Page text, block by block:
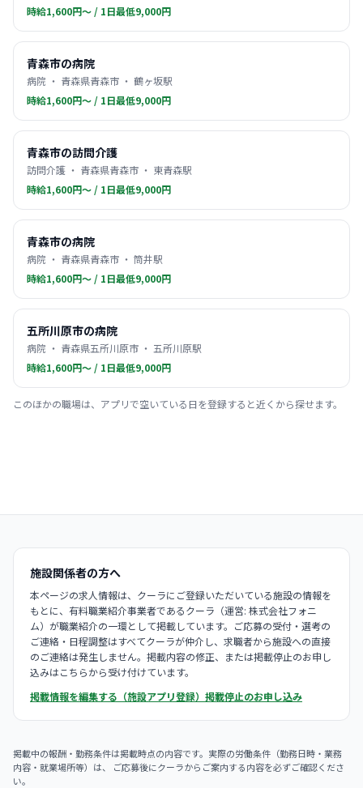
時給1,600円〜 / 1日最低9,000円
青森市の病院
病院 ・ 青森県青森市 ・ 鶴ヶ坂駅
時給1,600円〜 / 1日最低9,000円
青森市の訪問介護
訪問介護 ・ 青森県青森市 ・ 東青森駅
時給1,600円〜 / 1日最低9,000円
青森市の病院
病院 ・ 青森県青森市 ・ 筒井駅
時給1,600円〜 / 1日最低9,000円
五所川原市の病院
病院 ・ 青森県五所川原市 ・ 五所川原駅
時給1,600円〜 / 1日最低9,000円
このほかの職場は、アプリで空いている日を登録すると近くから探せます。
施設関係者の方へ
本ページの求人情報は、クーラにご登録いただいている施設の情報を
もとに、有料職業紹介事業者であるクーラ（運営: 株式会社フォニ
ム）が職業紹介の一環として掲載しています。ご応募の受付・選考の
ご連絡・日程調整はすべてクーラが仲介し、求職者から施設への直接
のご連絡は発生しません。掲載内容の修正、または掲載停止のお申し
込みはこちらから受け付けています。
掲載情報を編集する（施設アプリ登録） 掲載停止のお申し込み
掲載中の報酬・勤務条件は掲載時点の内容です。実際の労働条件（勤務日時・業務
内容・就業場所等）は、 ご応募後にクーラからご案内する内容を必ずご確認くださ
い。